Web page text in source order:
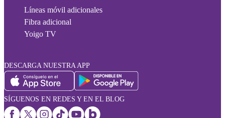
Líneas móvil adicionales
Fibra adicional
Yoigo TV
DESCARGA NUESTRA APP
SÍGUENOS EN REDES Y EN EL BLOG